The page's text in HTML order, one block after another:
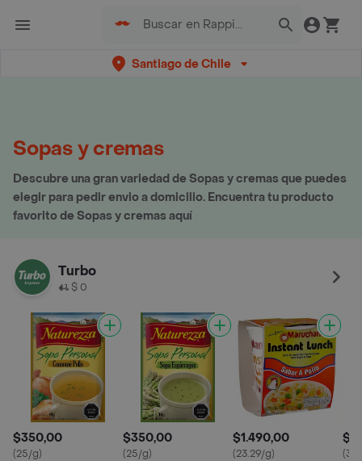
Santiago de Chile
Sopas y cremas
Descubre una gran variedad de Sopas y cremas que puedes
elegir para pedir envio a domicilio. Encuentra tu producto
favorito de Sopas y cremas aquí
Turbo
$ 0
$350,00
(25/g)
$350,00
(25/g)
$1.490,00
(23.29/g)